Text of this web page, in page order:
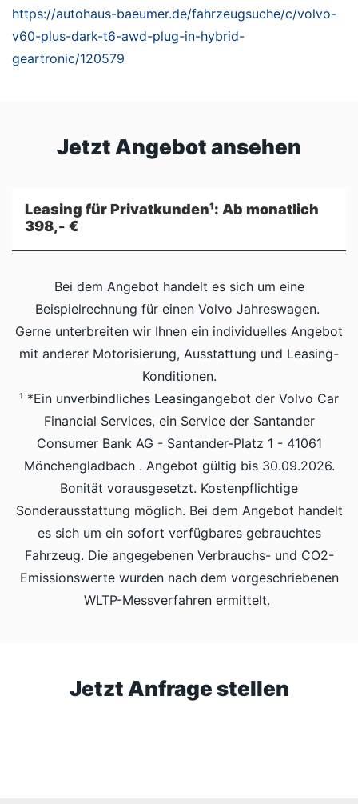
https://autohaus-baeumer.de/fahrzeugsuche/c/volvo-
v60-plus-dark-t6-awd-plug-in-hybrid-
geartronic/120579
Jetzt Angebot ansehen
Leasing für Privatkunden¹: Ab monatlich
398,- €
Bei dem Angebot handelt es sich um eine
Beispielrechnung für einen Volvo Jahreswagen.
Gerne unterbreiten wir Ihnen ein individuelles Angebot
mit anderer Motorisierung, Ausstattung und Leasing-
Konditionen.
¹ *Ein unverbindliches Leasingangebot der Volvo Car
Financial Services, ein Service der Santander
Consumer Bank AG - Santander-Platz 1 - 41061
Mönchengladbach . Angebot gültig bis 30.09.2026.
Bonität vorausgesetzt. Kostenpflichtige
Sonderausstattung möglich. Bei dem Angebot handelt
es sich um ein sofort verfügbares gebrauchtes
Fahrzeug. Die angegebenen Verbrauchs- und CO2-
Emissionswerte wurden nach dem vorgeschriebenen
WLTP-Messverfahren ermittelt.
Jetzt Anfrage stellen